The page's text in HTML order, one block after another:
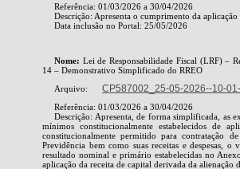
Referência: 01/03/2026 a 30/04/2026
Descrição: Apresenta o cumprimento da
Data inclusão no Portal: 25/05/2026
Nome: Lei de Responsabilidade Fiscal (LRF) –
14 – Demonstrativo Simplificado do RREO
Arquivo:
CP587002_25-05-2026--10-
Referência: 01/03/2026 a 30/04/2026
Descrição: Apresenta, de forma simplificada, as
mínimos constitucionalmente estabelecidos de
constitucionalmente permitido para contratação
Previdência bem como suas receitas e despesas,
resultado nominal e primário estabelecidas no
aplicação da receita de capital derivada da alienação